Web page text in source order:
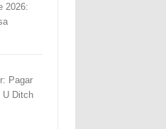
2026:
Pagar
U Ditch